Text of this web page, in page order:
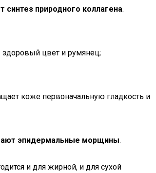
синтез природного коллагена.
здоровый цвет и румянец;
коже первоначальную гладкость и
эпидермальные морщины.
и для жирной, и для сухой